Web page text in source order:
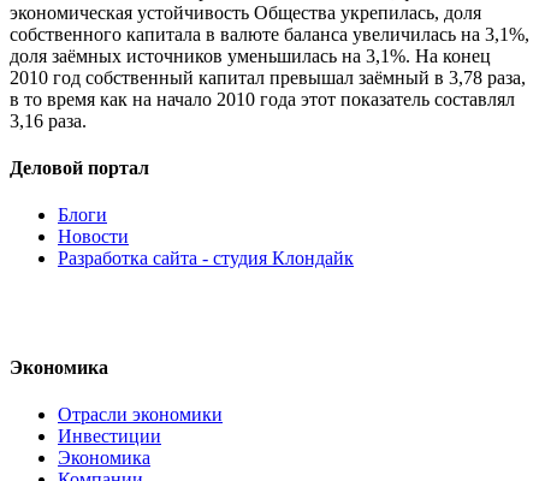
экономическая устойчивость Общества укрепилась, доля
собственного капитала в валюте баланса увеличилась на 3,1%,
доля заёмных источников уменьшилась на 3,1%. На конец
2010 год собственный капитал превышал заёмный в 3,78 раза,
в то время как на начало 2010 года этот показатель составлял
3,16 раза.
Деловой портал
Блоги
Новости
Разработка сайта - студия Клондайк
Экономика
Отрасли экономики
Инвестиции
Экономика